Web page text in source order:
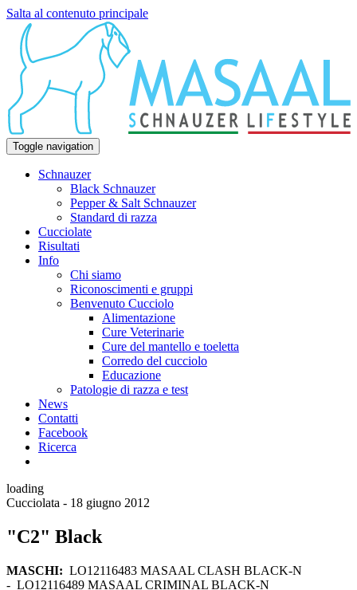
Salta al contenuto principale
Toggle navigation
Schnauzer
Black Schnauzer
Pepper & Salt Schnauzer
Standard di razza
Cucciolate
Risultati
Info
Chi siamo
Riconoscimenti e gruppi
Benvenuto Cucciolo
Alimentazione
Cure Veterinarie
Cure del mantello e toeletta
Corredo del cucciolo
Educazione
Patologie di razza e test
News
Contatti
Facebook
Ricerca
loading
Cucciolata - 18 giugno 2012
"C2" Black
MASCHI: LO12116483 MASAAL CLASH BLACK-N
- LO12116489 MASAAL CRIMINAL BLACK-N